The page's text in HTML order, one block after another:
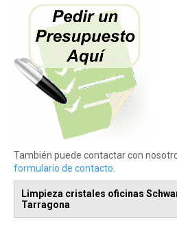
También puede contactar con
formulario de contacto.
Limpieza cristales oficinas
Tarragona